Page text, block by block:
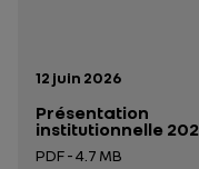
Date de publication:
12 juin 2026
Présentation
institutionnelle
PDF - 4.7 MB